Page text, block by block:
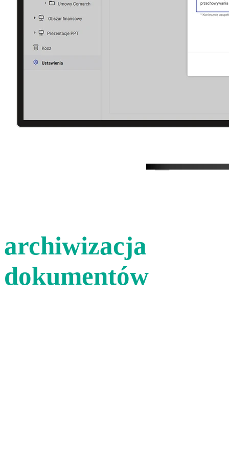
archiwizacja
dokumentów